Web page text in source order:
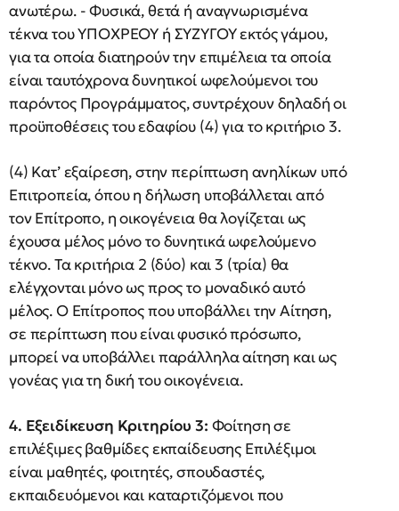
ανωτέρω. - Φυσικά, θετά ή αναγνωρισμένα
τέκνα του ΥΠΟΧΡΕΟΥ ή ΣΥΖΥΓΟΥ εκτός γάμου,
για τα οποία διατηρούν την επιμέλεια τα οποία
είναι ταυτόχρονα δυνητικοί ωφελούμενοι του
παρόντος Προγράμματος, συντρέχουν δηλαδή οι
προϋποθέσεις του εδαφίου (4) για το κριτήριο 3.
(4) Κατ’ εξαίρεση, στην περίπτωση ανηλίκων υπό
Επιτροπεία, όπου η δήλωση υποβάλλεται από
τον Επίτροπο, η οικογένεια θα λογίζεται ως
έχουσα μέλος μόνο το δυνητικά ωφελούμενο
τέκνο. Τα κριτήρια 2 (δύο) και 3 (τρία) θα
ελέγχονται μόνο ως προς το μοναδικό αυτό
μέλος. Ο Επίτροπος που υποβάλλει την Αίτηση,
σε περίπτωση που είναι φυσικό πρόσωπο,
μπορεί να υποβάλλει παράλληλα αίτηση και ως
γονέας για τη δική του οικογένεια.
4. Εξειδίκευση Κριτηρίου 3: Φοίτηση σε
επιλέξιμες βαθμίδες εκπαίδευσης Επιλέξιμοι
είναι μαθητές, φοιτητές, σπουδαστές,
εκπαιδευόμενοι και καταρτιζόμενοι που